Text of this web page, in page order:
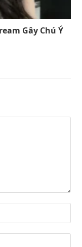
Gây Chú Ý